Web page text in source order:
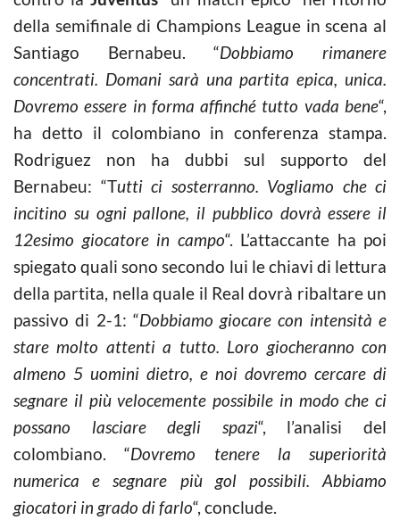
della semifinale di Champions League in scena al
Santiago Bernabeu. “Dobbiamo rimanere
concentrati. Domani sarà una partita epica, unica.
Dovremo essere in forma affinché tutto vada bene“,
ha detto il colombiano in conferenza stampa.
Rodriguez non ha dubbi sul supporto del
Bernabeu: “Tutti ci sosterranno. Vogliamo che ci
incitino su ogni pallone, il pubblico dovrà essere il
12esimo giocatore in campo“. L’attaccante ha poi
spiegato quali sono secondo lui le chiavi di lettura
della partita, nella quale il Real dovrà ribaltare un
passivo di 2-1: “Dobbiamo giocare con intensità e
stare molto attenti a tutto. Loro giocheranno con
almeno 5 uomini dietro, e noi dovremo cercare di
segnare il più velocemente possibile in modo che ci
possano lasciare degli spazi“, l’analisi del
colombiano. “Dovremo tenere la superiorità
numerica e segnare più gol possibili. Abbiamo
giocatori in grado di farlo“, conclude.